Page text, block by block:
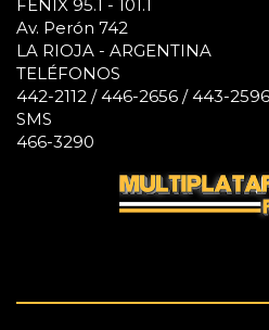
FÉNIX 95.1 - 101.1
Av. Perón 742
LA RIOJA - ARGENTINA
TELÉFONOS
442-2112 / 446-2656 / 443-
SMS
466-3290